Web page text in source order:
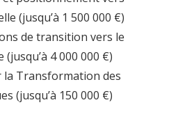
(jusqu’à 1 500 000 €)
de transition vers le
(jusqu’à 4 000 000 €)
Transformation des
(jusqu’à 150 000 €)